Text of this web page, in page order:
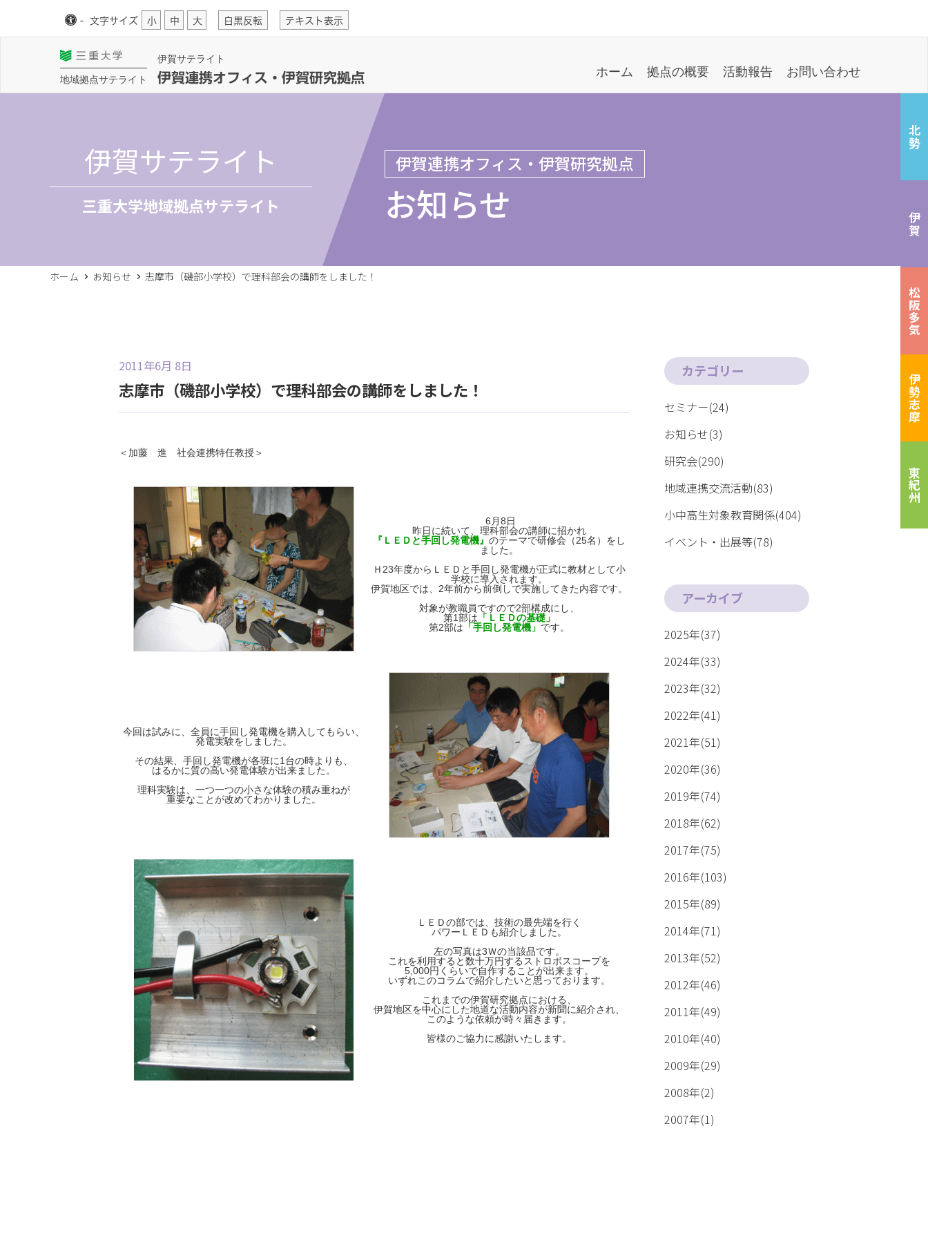
- 文字サイズ 小 中 大 白黒反転 テキスト表示
地域拠点サテライト
伊賀サテライト
伊賀連携オフィス・伊賀研究拠点 ホーム 拠点の概要 活動報告 お問い合わせ
北勢
伊賀
松阪多気
伊勢志摩
東紀州
伊賀サテライト
三重大学地域拠点サテライト
伊賀連携オフィス・伊賀研究拠点
お知らせ
ホーム お知らせ 志摩市（磯部小学校）で理科部会の講師をしました！
2011年6月 8日
志摩市（磯部小学校）で理科部会の講師をしました！
＜加藤 進 社会連携特任教授＞
6月8日
昨日に続いて、理科部会の講師に招かれ
『ＬＥＤと手回し発電機』 のテーマで研修会（25名）をし
ました。
Ｈ23年度からＬＥＤと手回し発電機が正式に教材として小
学校に導入されます。
伊賀地区では、2年前から前倒しで実施してきた内容です。
対象が教職員ですので2部構成にし、
第1部は 「ＬＥＤの基礎」
第2部は 「手回し発電機」 です。
今回は試みに、全員に手回し発電機を購入してもらい、
発電実験をしました。
その結果、手回し発電機が各班に1台の時よりも、
はるかに質の高い発電体験が出来ました。
理科実験は、一つ一つの小さな体験の積み重ねが
重要なことが改めてわかりました。
ＬＥＤの部では、技術の最先端を行く
パワーＬＥＤも紹介しました。
左の写真は3Ｗの当該品です。
これを利用すると数十万円するストロボスコープを
5,000円くらいで自作することが出来ます。
いずれこのコラムで紹介したいと思っております。
これまでの伊賀研究拠点における、
伊賀地区を中心にした地道な活動内容が新聞に紹介され、
このような依頼が時々届きます。
皆様のご協力に感謝いたします。
カテゴリー
セミナー(24)
お知らせ(3)
研究会(290)
地域連携交流活動(83)
小中高生対象教育関係(404)
イベント・出展等(78)
アーカイブ
2025年(37)
2024年(33)
2023年(32)
2022年(41)
2021年(51)
2020年(36)
2019年(74)
2018年(62)
2017年(75)
2016年(103)
2015年(89)
2014年(71)
2013年(52)
2012年(46)
2011年(49)
2010年(40)
2009年(29)
2008年(2)
2007年(1)